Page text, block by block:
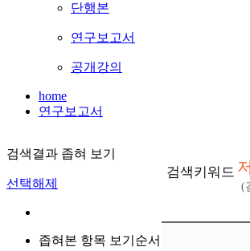
단행본
연구보고서
공개강의
home
연구보고서
검색결과 좁혀 보기
선택해제
좁혀본 항목 보기순서
검색키워드
(